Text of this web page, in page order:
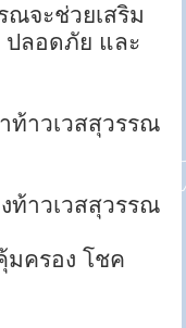
ณจะช่วยเสริม
ปลอดภัย และ
าวเวสสุวรรณ
ท้าวเวสสุวรรณ
มครอง โชค